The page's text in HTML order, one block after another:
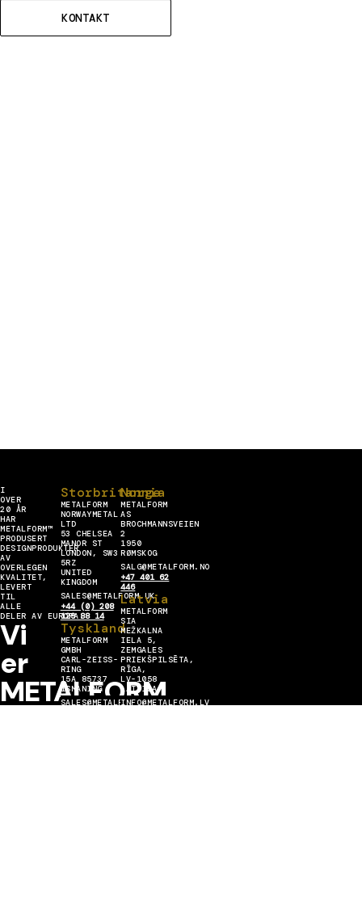
KONTAKT
I
OVER
20 ÅR
HAR
METALFORM™
PRODUSERT
DESIGNPRODUKTER
AV
OVERLEGEN
KVALITET,
LEVERT
TIL
ALLE
DELER AV EUROPA.
Vi
er
METALFORM
Storbritannia
METALFORM
NORWAYMETAL
LTD
53 CHELSEA
MANOR ST
LONDON, SW3
5RZ
UNITED
KINGDOM
SALES@METALFORM.UK
+44 (0) 208
129 88 14
Tyskland
METALFORM
GMBH
CARL-ZEISS-
RING
15A 85737
ISMANING
SALES@METALFORMGROUP.DE
Norge
METALFORM
AS
BROCHMANNSVEIEN
2
1950
RØMSKOG
SALG@METALFORM.NO
+47 401 62
446
Latvia
METALFORM
SIA
MEŽKALNA
IELA 5,
ZEMGALES
PRIEKŠPILSĒTA,
RĪGA,
LV-1058
LATVIJA
INFO@METALFORM.LV